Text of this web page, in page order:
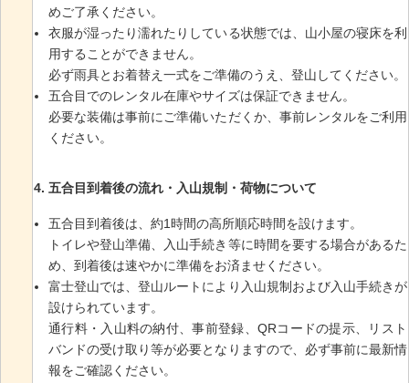
めご了承ください。
衣服が湿ったり濡れたりしている状態では、山小屋の寝床を利
用することができません。
必ず雨具とお着替え一式をご準備のうえ、登山してください。
五合目でのレンタル在庫やサイズは保証できません。
必要な装備は事前にご準備いただくか、事前レンタルをご利用
ください。
五合目到着後の流れ・入山規制・荷物について
五合目到着後は、約1時間の高所順応時間を設けます。
トイレや登山準備、入山手続き等に時間を要する場合があるた
め、到着後は速やかに準備をお済ませください。
富士登山では、登山ルートにより入山規制および入山手続きが
設けられています。
通行料・入山料の納付、事前登録、QRコードの提示、リスト
バンドの受け取り等が必要となりますので、必ず事前に最新情
報をご確認ください。